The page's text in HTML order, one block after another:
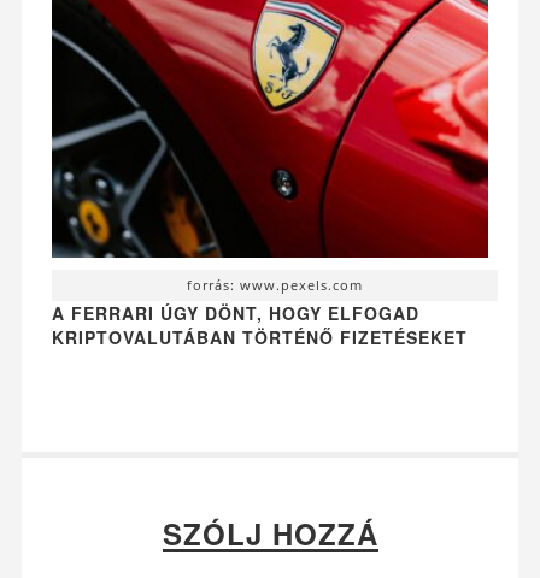
forrás: www.pexels.com
A FERRARI ÚGY DÖNT, HOGY ELFOGAD
KRIPTOVALUTÁBAN TÖRTÉNŐ FIZETÉSEKET
SZÓLJ HOZZÁ